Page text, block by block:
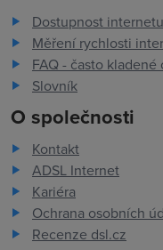
Dostupnost internetu
Měření rychlosti
FAQ - často kladené
Slovník
O společnosti
Kontakt
ADSL Internet
Kariéra
Ochrana osobních
Recenze dsl.cz